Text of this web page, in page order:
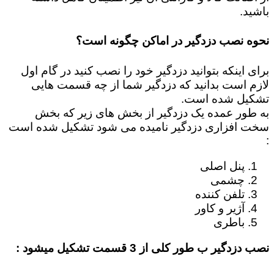
باشید.
نحوه نصب دزدگیر در اماکن چگونه است؟
برای اینکه بتوانید دزدگیر خود را نصب کنید در گام اول
لازم است بدانید که دزدگیر شما از چه قسمت هایی
تشکیل شده است.
به طور عمده یک دزدگیر از بخش های زیر که بخش
سخت افزاری دزدگیر نامیده می شود تشکیل شده است
:
پنل اصلی
چشمی
تلفن کننده
آژیر و کاور
باطری
نصب دزدگیر ب طور کلی از 3 قسمت تشکیل میشود :